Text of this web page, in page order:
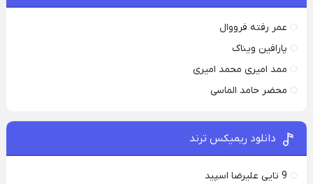
عمر رفته فرووال
پارافين ویناک
ممد امیری محمد امیری
محضر حامد الماسی
دانلود ریمیکس ترند
9 تایی علیرضا اسپید